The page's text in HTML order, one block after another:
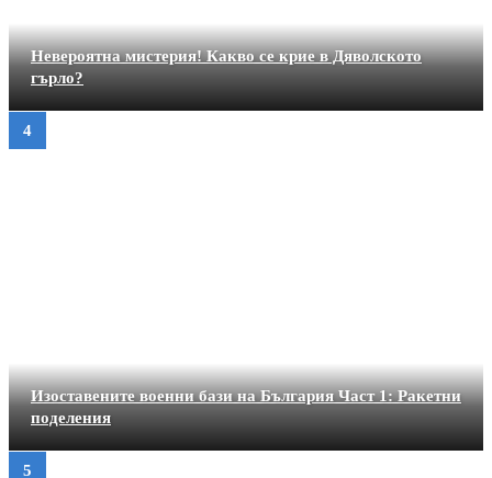
Невероятна мистерия! Какво се крие в Дяволското
гърло?
Изоставените военни бази на България Част 1: Ракетни
поделения